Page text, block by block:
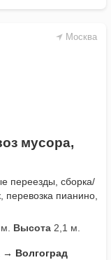
Москва
мусора,
переезды, сборка/
перевозка пианино,
Высота 2,1 м.
→ Волгоград